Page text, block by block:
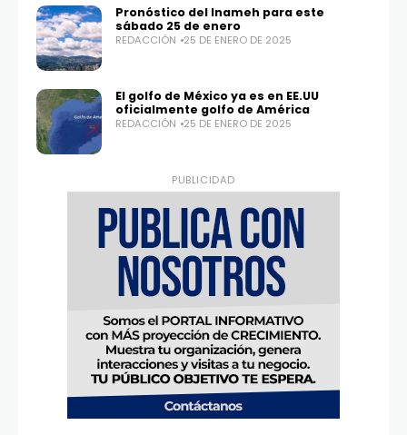
Twitter
100,0
Instagram
25,1K
Pronóstico del Inameh para este
sábado 25 de enero
REDACCIÓN 25 DE ENERO DE 2025
El golfo de México ya es en EE.UU
oficialmente golfo de América
REDACCIÓN 25 DE ENERO DE 2025
PUBLICIDAD